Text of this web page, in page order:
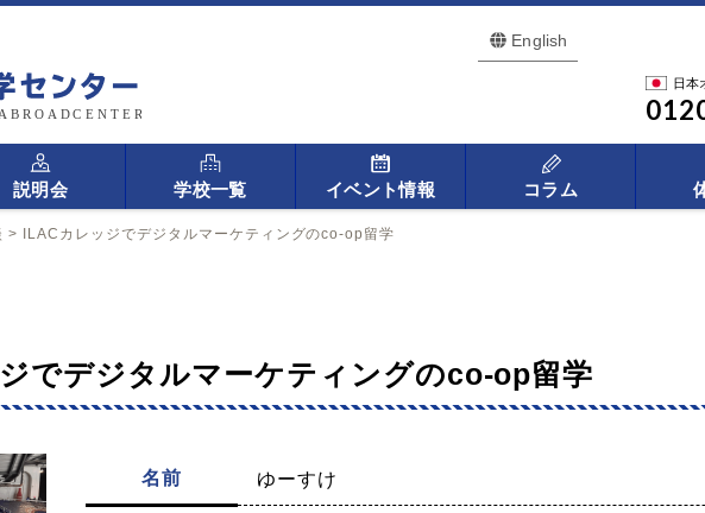
English
日本
説明会 学校一覧 イベント情報 コラム
> ILACカレッジでデジタルマーケティングのco-op留学
でデジタルマーケティングのco-op留学
名前 ゆーすけ